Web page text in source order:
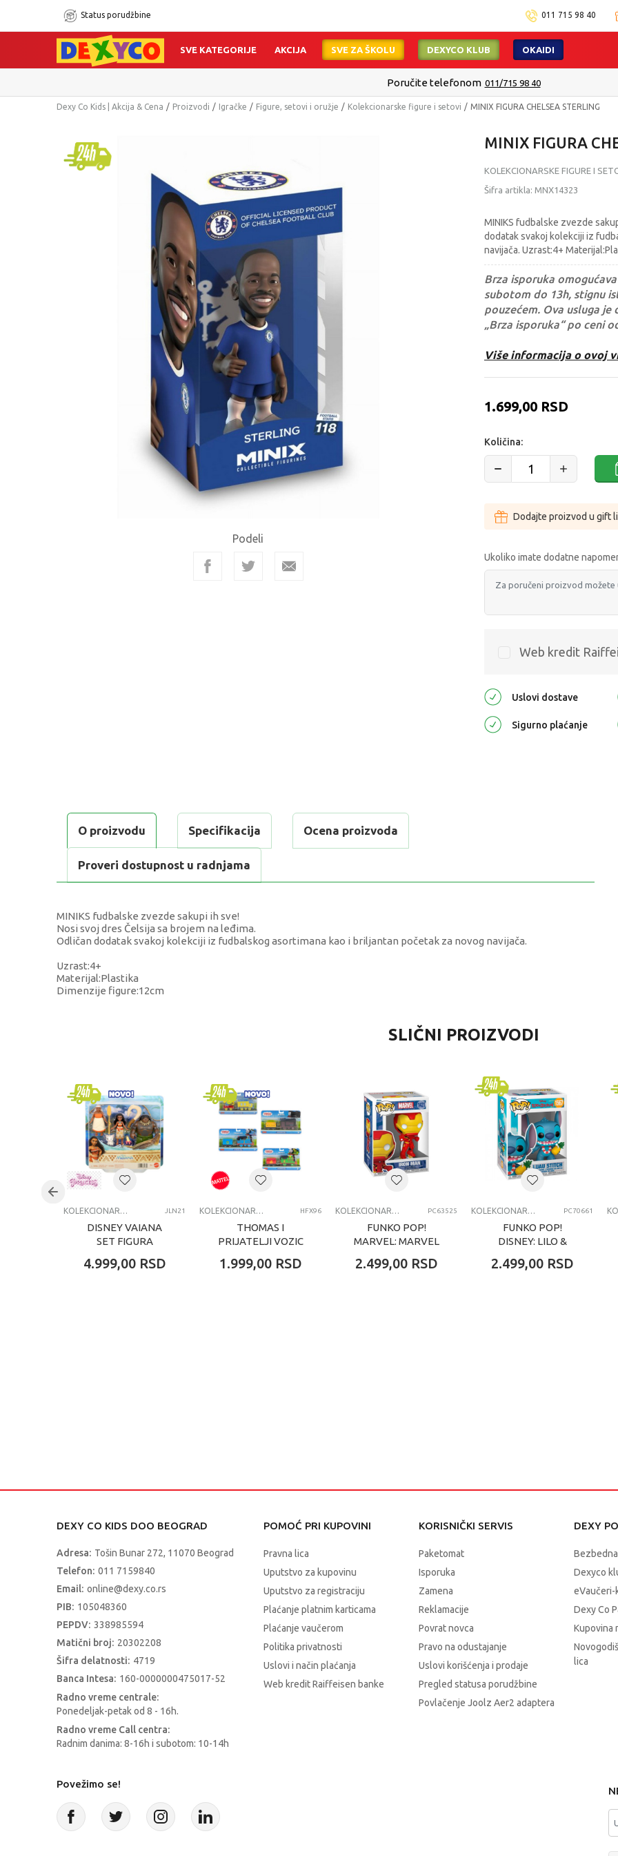
Status porudžbine 011 715 98 40
SVE KATEGORIJE AKCIJA SVE ZA ŠKOLU DEXYCO KLUB OKAIDI
Poručite telefonom 011/715 98 40
Dexy Co Kids | Akcija & Cena Proizvodi Igračke Figure, setovi i oružje Kolekcionarske figure i setovi MINIX FIGURA CHELSEA STERLING
Podeli
MINIX FIGURA
KOLEKCIONARSKE FIGURE I
Šifra artikla: MNX14323
MINIKS fudbalske zvezde
dodatak svakoj kolekciji iz
navijača. Uzrast:4+
Brza isporuka
subotom do 13h, stignu
pouzećem. Ova usluga
„Brza isporuka“ po ceni
Više informacija o ovoj
1.699,00 RSD
Količina:
Dodajte proizvod u gift
Ukoliko imate dodatne
Web kredit
Uslovi dostave
Sigurno plaćanje
O proizvodu Specifikacija Ocena proizvoda
Proveri dostupnost u radnjama
MINIKS fudbalske zvezde sakupi ih sve!
Nosi svoj dres Čelsija sa brojem na leđima.
Odličan dodatak svakoj kolekciji iz fudbalskog asortimana kao i briljantan početak za novog navijača.
Uzrast:4+
Materijal:Plastika
Dimenzije figure:12cm
Kolekcionarske figure i setovi
Pol
Uzrast
Kategorija AKCIONI SETOVI
SLIČNI PROIZVODI
KOLEKCIONARSKE FIGURE I SETOVI JLN21
DISNEY VAIANA
SET FIGURA
4.999,00 RSD
KOLEKCIONARSKE FIGURE I SETOVI HFX96
THOMAS I
PRIJATELJI VOZIC
1.999,00 RSD
KOLEKCIONARSKE FIGURE I SETOVI PC63525
FUNKO POP!
MARVEL: MARVEL
IRON MAN
2.499,00 RSD
KOLEKCIONARSKE FIGURE I SETOVI PC70661
FUNKO POP!
DISNEY: LILO &
2.499,00 RSD
DEXY CO KIDS DOO BEOGRAD
Adresa: Tošin Bunar 272, 11070 Beograd
Telefon: 011 7159840
Email: online@dexy.co.rs
PIB: 105048360
PEPDV: 338985594
Matični broj: 20302208
Šifra delatnosti: 4719
Banca Intesa: 160-0000000475017-52
Radno vreme centrale:
Ponedeljak-petak od 8 - 16h.
Radno vreme Call centra:
Radnim danima: 8-16h i subotom: 10-14h
POMOĆ PRI KUPOVINI
Pravna lica
Uputstvo za kupovinu
Uputstvo za registraciju
Plaćanje platnim karticama
Plaćanje vaučerom
Politika privatnosti
Uslovi i način plaćanja
Web kredit Raiffeisen banke
KORISNIČKI SERVIS
Paketomat
Isporuka
Zamena
Reklamacije
Povrat novca
Pravo na odustajanje
Uslovi korišćenja i prodaje
Pregled statusa porudžbine
Povlačenje Joolz Aer2 adaptera
DEXY
Dexyco
Dexy Co
Kupovina
lica
Povežimo se!